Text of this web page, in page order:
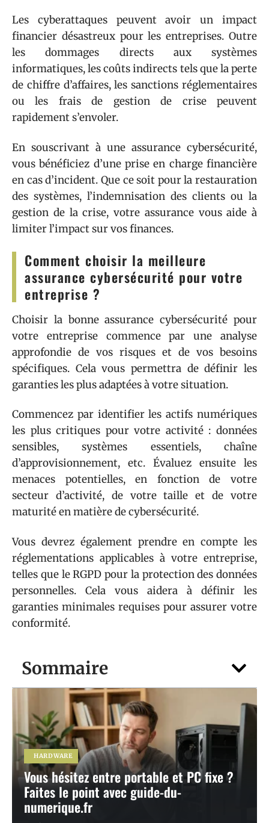
Sommaire
HARDWARE
Vous hésitez entre portable et PC fixe ?
Faites le point avec guide-du-
numerique.fr
Les cyberattaques peuvent avoir un impact
financier désastreux pour les entreprises. Outre
les dommages directs aux systèmes
informatiques, les coûts indirects tels que la perte
de chiffre d’affaires, les sanctions réglementaires
ou les frais de gestion de crise peuvent
rapidement s’envoler.
En souscrivant à une assurance cybersécurité,
vous bénéficiez d’une prise en charge financière
en cas d’incident. Que ce soit pour la restauration
des systèmes, l’indemnisation des clients ou la
gestion de la crise, votre assurance vous aide à
limiter l’impact sur vos finances.
Comment choisir la meilleure
assurance cybersécurité pour votre
entreprise ?
Choisir la bonne assurance cybersécurité pour
votre entreprise commence par une analyse
approfondie de vos risques et de vos besoins
spécifiques. Cela vous permettra de définir les
garanties les plus adaptées à votre situation.
Commencez par identifier les actifs numériques
les plus critiques pour votre activité : données
sensibles, systèmes essentiels, chaîne
d’approvisionnement, etc. Évaluez ensuite les
menaces potentielles, en fonction de votre
secteur d’activité, de votre taille et de votre
maturité en matière de cybersécurité.
Vous devrez également prendre en compte les
réglementations applicables à votre entreprise,
telles que le RGPD pour la protection des données
personnelles. Cela vous aidera à définir les
garanties minimales requises pour assurer votre
conformité.